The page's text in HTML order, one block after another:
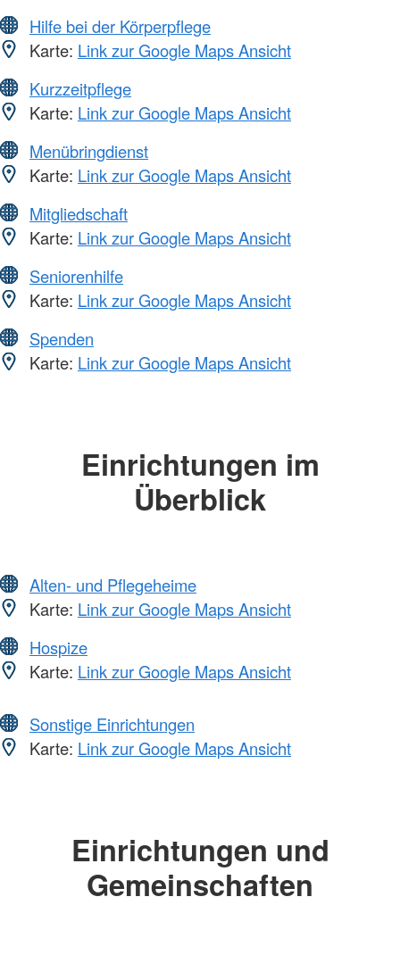
Hilfe bei der Körperpflege
Karte: Link zur Google Maps Ansicht
Kurzzeitpflege
Karte: Link zur Google Maps Ansicht
Menübringdienst
Karte: Link zur Google Maps Ansicht
Mitgliedschaft
Karte: Link zur Google Maps Ansicht
Seniorenhilfe
Karte: Link zur Google Maps Ansicht
Spenden
Karte: Link zur Google Maps Ansicht
Einrichtungen im
Überblick
Alten- und Pflegeheime
Karte: Link zur Google Maps Ansicht
Hospize
Karte: Link zur Google Maps Ansicht
Sonstige Einrichtungen
Karte: Link zur Google Maps Ansicht
Einrichtungen und
Gemeinschaften